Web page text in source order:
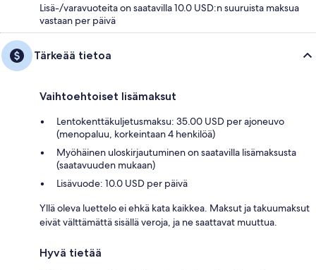
Lisä-/varavuoteita on saatavilla 10.0 USD:n suuruista maksua
vastaan per päivä
Tärkeää tietoa
Vaihtoehtoiset lisämaksut
Lentokenttäkuljetusmaksu: 35.00 USD per ajoneuvo
(menopaluu, korkeintaan 4 henkilöä)
Myöhäinen uloskirjautuminen on saatavilla lisämaksusta
(saatavuuden mukaan)
Lisävuode: 10.0 USD per päivä
Yllä oleva luettelo ei ehkä kata kaikkea. Maksut ja takuumaksut
eivät välttämättä sisällä veroja, ja ne saattavat muuttua.
Hyvä tietää